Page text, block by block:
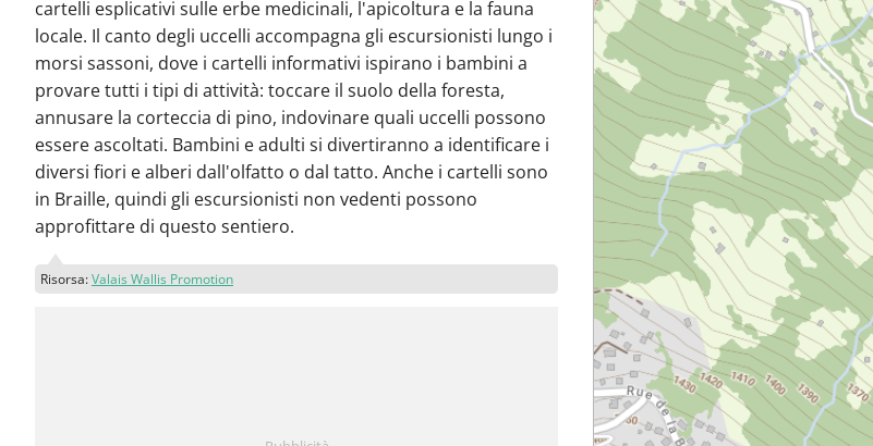
cartelli esplicativi sulle erbe medicinali, l'apicoltura e la fauna
locale. Il canto degli uccelli accompagna gli escursionisti lungo i
morsi sassoni, dove i cartelli informativi ispirano i bambini a
provare tutti i tipi di attività: toccare il suolo della foresta,
annusare la corteccia di pino, indovinare quali uccelli possono
essere ascoltati. Bambini e adulti si divertiranno a identificare i
diversi fiori e alberi dall'olfatto o dal tatto. Anche i cartelli sono
in Braille, quindi gli escursionisti non vedenti possono
approfittare di questo sentiero.
Risorsa:Valais Wallis Promotion